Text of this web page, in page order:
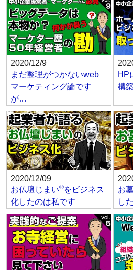
2020/12/9
まだ整理がつかないweb
マーケティング論です
が…
HP
構
2020/12/09
お仏壇じまい®をビジネス
化したのは私です
お
し